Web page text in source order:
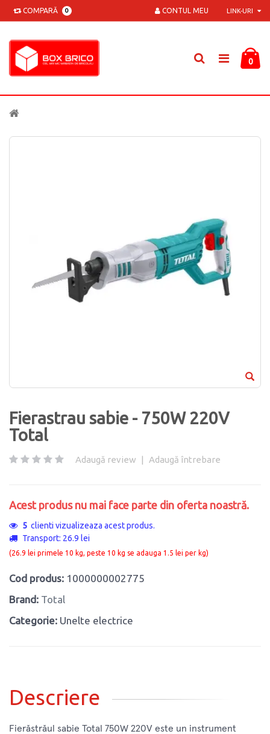
COMPARĂ 0 LINK-URI
CONTUL MEU
0
Fierastrau sabie - 750W 220V
Total
Adaugă review | Adaugă întrebare
Acest produs nu mai face parte din oferta noastră.
5 clienti vizualizeaza acest produs.
Transport: 26.9 lei
(26.9 lei primele 10 kg, peste 10 kg se adauga 1.5 lei per kg)
Cod produs: 1000000002775
Brand: Total
Categorie: Unelte electrice
Descriere
Fierăstrăul sabie Total 750W 220V este un instrument